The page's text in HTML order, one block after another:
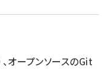
オープンソースのGit